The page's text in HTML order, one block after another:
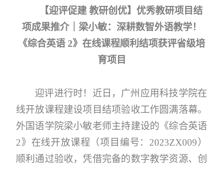
【迎评促建 教研创优】优秀教研项目结
项成果推介｜梁小敏：深耕数智外语教学！
《综合英语 2》在线课程顺利结项获评省级培
育项目
迎评进行时！近日，广州应用科技学院在
线开放课程建设项目结项验收工作圆满落幕。
外国语学院梁小敏老师主持建设的《综合英语
2》在线开放课程（项目编号：2023ZX009）
顺利通过验收，凭借完备的数字教学资源、创